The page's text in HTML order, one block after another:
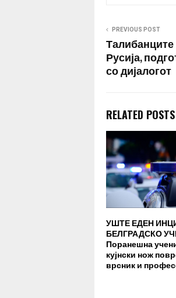
PREVIOUS POST
Русија,
со дијалогот
RELATED POSTS
УШТЕ ЕДЕН
БЕЛГРАДСКО
Поранешна
кујнски нож
врсник и